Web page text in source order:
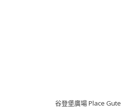
谷登堡廣場 Place